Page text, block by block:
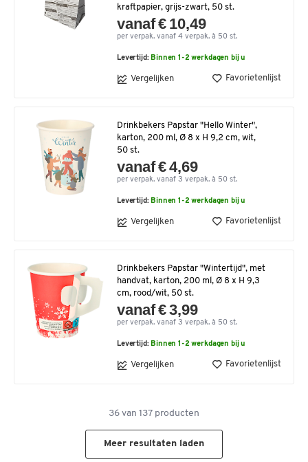
kraftpapier, grijs-zwart, 50 st.
vanaf € 10,49
per verpak. vanaf 4 verpak. à 50 st.
Levertijd: Binnen 1-2 werkdagen bij u
Vergelijken Favorietenlijst
Drinkbekers Papstar "Hello Winter",
karton, 200 ml, Ø 8 x H 9,2 cm, wit,
50 st.
vanaf € 4,69
per verpak. vanaf 3 verpak. à 50 st.
Levertijd: Binnen 1-2 werkdagen bij u
Vergelijken Favorietenlijst
Drinkbekers Papstar "Wintertijd", met
handvat, karton, 200 ml, Ø 8 x H 9,3
cm, rood/wit, 50 st.
vanaf € 3,99
per verpak. vanaf 3 verpak. à 50 st.
Levertijd: Binnen 1-2 werkdagen bij u
Vergelijken Favorietenlijst
36 van 137 producten
Meer resultaten laden